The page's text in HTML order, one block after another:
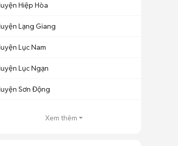
Hiệp Hòa
Lạng Giang
Lục Nam
Lục Ngạn
Sơn Động
Xem thêm